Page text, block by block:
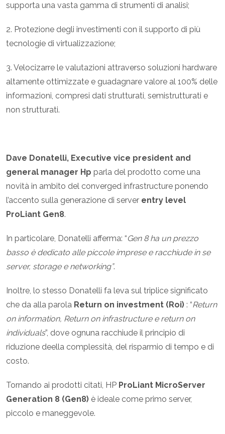
supporta una vasta gamma di strumenti di analisi;
2. Protezione degli investimenti con il supporto di più
tecnologie di virtualizzazione;
3. Velocizarre le valutazioni attraverso soluzioni hardware
altamente ottimizzate e guadagnare valore al 100% delle
informazioni, compresi dati strutturati, semistrutturati e
non strutturati.
Dave Donatelli, Executive vice president and
general manager Hp parla del prodotto come una
novità in ambito del converged infrastructure ponendo
l’accento sulla generazione di server entry level
ProLiant Gen8.
In particolare, Donatelli afferma: “Gen 8 ha un prezzo
basso è dedicato alle piccole imprese e racchiude in se
server, storage e networking”.
Inoltre, lo stesso Donatelli fa leva sul triplice significato
che da alla parola Return on investment (Roi) : “Return
on information, Return on infrastructure e return on
individuals”, dove ognuna racchiude il principio di
riduzione deella complessità, del risparmio di tempo e di
costo.
Tornando ai prodotti citati, HP ProLiant MicroServer
Generation 8 (Gen8) è ideale come primo server,
piccolo e maneggevole.